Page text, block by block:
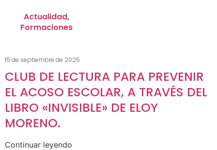
Actualidad,
Formaciones
15 de septiembre de 2025
CLUB DE LECTURA PARA PREVENIR
EL ACOSO ESCOLAR, A TRAVÉS DEL
LIBRO «INVISIBLE» DE ELOY
MORENO.
Continuar leyendo